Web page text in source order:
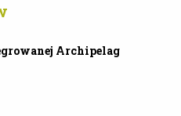
Archipelag